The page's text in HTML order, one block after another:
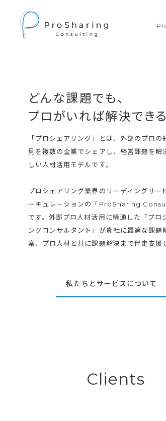
どんな課題でも、
プロがいれば解決できる
「プロシェアリング」とは、外部のプロの
見を複数の企業でシェアし、経営課題を解
しい人材活用モデルです。
プロシェアリング業界のリーディングサー
ーキュレーションの「ProSharing
です。外部プロ人材活用に精通した「プロ
ングコンサルタント」が貴社に最適な課題
案、プロ人材と共に課題解決まで伴走支援
私たちとサービスについて
Clients